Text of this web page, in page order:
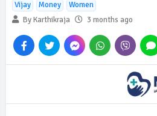
Vijay Money
Women
By Karthikraja
3 months ago